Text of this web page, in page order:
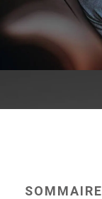
SOMMAIRE